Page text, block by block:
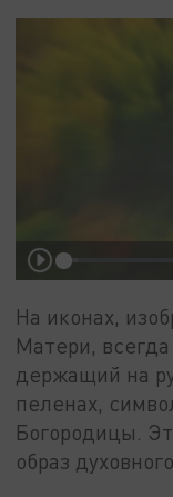
На иконах,
Матери,
держащий на
пеленах,
Богородицы.
образ